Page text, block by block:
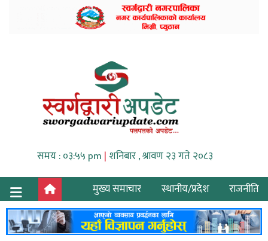
समय : ०३:५५ pm | शनिबार , श्रावण २३ गते २०८३
मुख्य समाचार
स्थानीय/प्रदेश राजनीति